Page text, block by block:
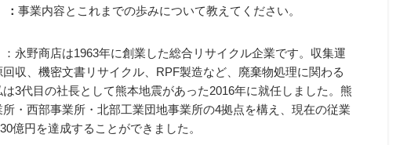
事業内容とこれまでの歩みについて教えてください。
：永野商店は1963年に創業した総合リサイクル企業です。収集運
収、機密文書リサイクル、RPF製造など、廃棄物処理に関わる
3代目の社長として熊本地震があった2016年に就任しました。熊
・西部事業所・北部工業団地事業所の4拠点を構え、現在の従業
億円を達成することができました。